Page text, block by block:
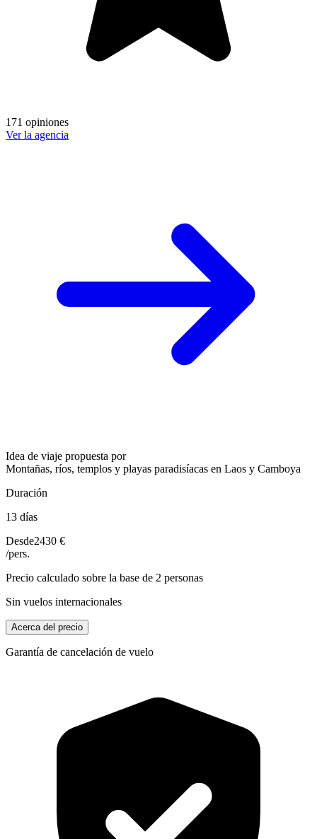
171 opiniones
Ver la agencia
Idea de viaje propuesta por
Montañas, ríos, templos y playas paradisíacas en Laos y Camboya
Duración
13 días
Desde2430 €
/pers.
Precio calculado sobre la base de 2 personas
Sin vuelos internacionales
Acerca del precio
Garantía de cancelación de vuelo